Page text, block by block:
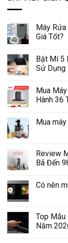
Máy
Giá Tốt?
Bật Mí 5
Sử Dụng
Mua
Hành 36
Mua
Review
Bã Đến
Có nên
Top Mẫu
Năm